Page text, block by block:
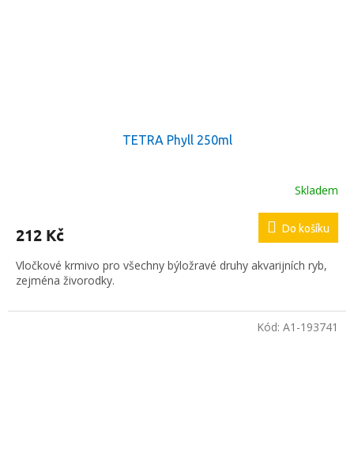
TETRA Phyll 250ml
je
z
5
Skladem
212 Kč Do košíku
Vločkové krmivo pro všechny býložravé druhy akvarijních ryb,
zejména živorodky.
Kód: A1-193741